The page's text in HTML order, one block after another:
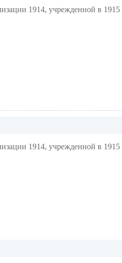
1914, учрежденной в 1915
1914, учрежденной в 1915